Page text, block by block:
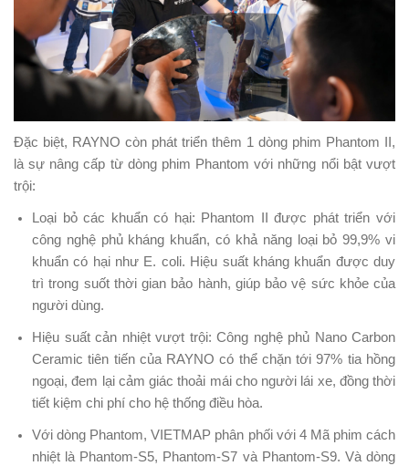
Đặc biệt, RAYNO còn phát triển thêm 1 dòng phim Phantom II,
là sự nâng cấp từ dòng phim Phantom với những nổi bật vượt
trội:
Loại bỏ các khuẩn có hại: Phantom II được phát triển với
công nghệ phủ kháng khuẩn, có khả năng loại bỏ 99,9% vi
khuẩn có hại như E. coli. Hiệu suất kháng khuẩn được duy
trì trong suốt thời gian bảo hành, giúp bảo vệ sức khỏe của
người dùng.
Hiệu suất cản nhiệt vượt trội: Công nghệ phủ Nano Carbon
Ceramic tiên tiến của RAYNO có thể chặn tới 97% tia hồng
ngoại, đem lại cảm giác thoải mái cho người lái xe, đồng thời
tiết kiệm chi phí cho hệ thống điều hòa.
Với dòng Phantom, VIETMAP phân phối với 4 Mã phim cách
nhiệt là Phantom-S5, Phantom-S7 và Phantom-S9. Và dòng